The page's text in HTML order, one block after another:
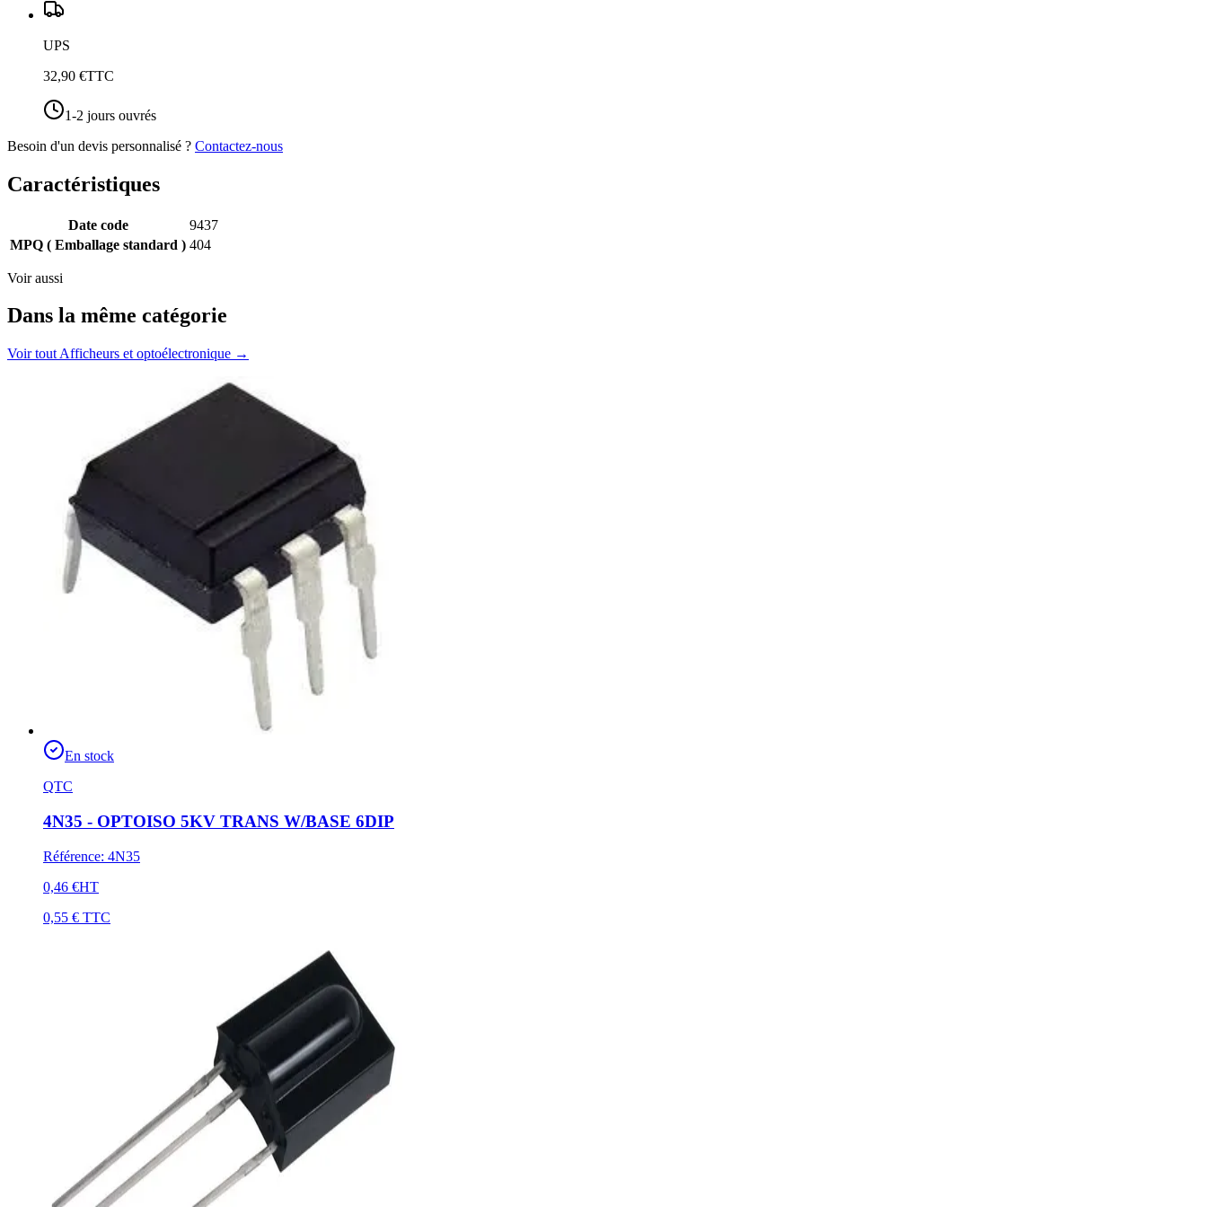
UPS
32,90 €TTC
1-2 jours ouvrés
Besoin d'un devis personnalisé ? Contactez-nous
Caractéristiques
Date code
9437
MPQ ( Emballage standard ) 404
Voir aussi
Dans la même catégorie
Voir tout Afficheurs et optoélectronique →
En stock
QTC
4N35 - OPTOISO 5KV TRANS W/BASE 6DIP
Référence: 4N35
0,46 €HT
0,55 € TTC